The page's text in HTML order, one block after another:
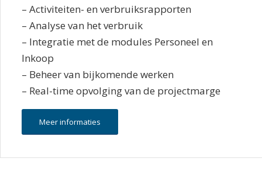
– Activiteiten- en verbruiksrapporten
– Analyse van het verbruik
– Integratie met de modules Personeel en
Inkoop
– Beheer van bijkomende werken
– Real-time opvolging van de projectmarge
Meer informaties